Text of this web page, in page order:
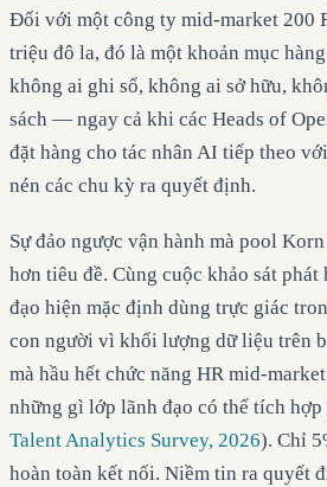
Đối với một công ty mid-market 200
triệu đô la, đó là một khoản mục
không ai ghi sổ, không ai sở hữu,
sách — ngay cả khi các Heads of
đặt hàng cho tác nhân AI tiếp theo
nén các chu kỳ ra quyết định.
Sự đảo ngược vận hành mà pool
hơn tiêu đề. Cùng cuộc khảo sát phát
đạo hiện mặc định dùng trực giác
con người vì khối lượng dữ liệu trên
mà hầu hết chức năng HR mid-
những gì lớp lãnh đạo có thể tích hợp
Talent Analytics Survey, 2026). Chỉ
hoàn toàn kết nối. Niềm tin ra quyết